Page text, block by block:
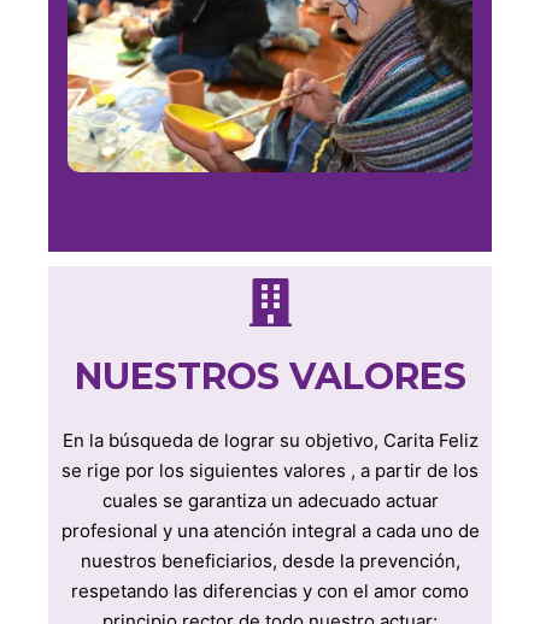
NUESTROS VALORES
En la búsqueda de lograr su objetivo, Carita Feliz
se rige por los siguientes valores , a partir de los
cuales se garantiza un adecuado actuar
profesional y una atención integral a cada uno de
nuestros beneficiarios, desde la prevención,
respetando las diferencias y con el amor como